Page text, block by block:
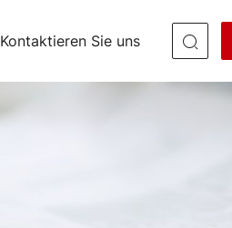
Kontaktieren Sie uns